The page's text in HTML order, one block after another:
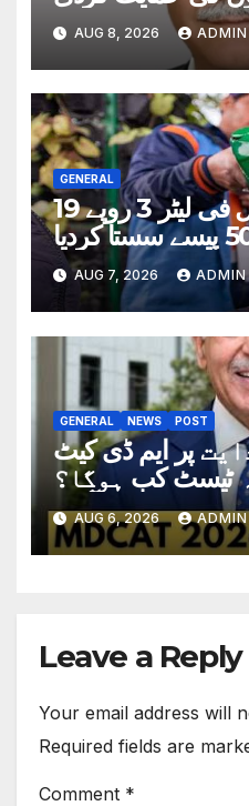
AUG 8, 2026 ADMIN
GENERAL
حکومت نے پیٹرول فی لیٹر 3 روپے 19
AUG 7, 2026 ADMIN
GENERAL NEWS POST
پر ایم ڈی کیٹ
ٹیسٹ کب ہوگا؟
تاریخ سامنے آگئی
AUG 6, 2026 ADMIN
Leave a Reply
Your email address will
Required fields are
Comment *